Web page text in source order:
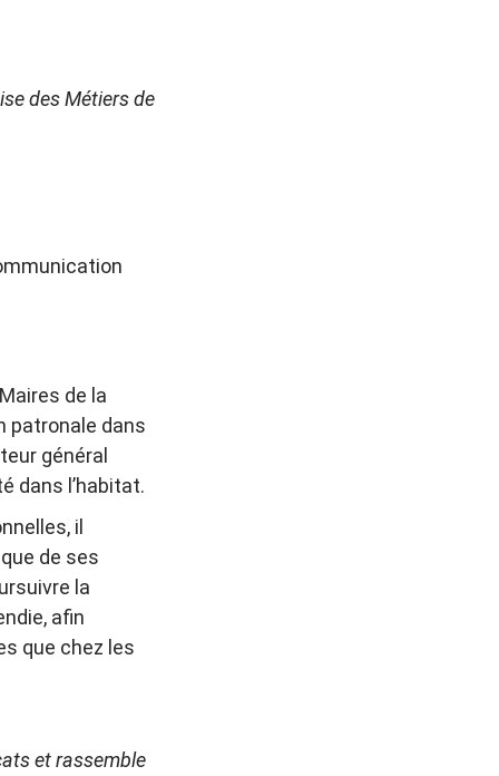
des Métiers de
de la
patronale dans
général
dans l’habitat.
il
de ses
la
afin
que chez les
et rassemble